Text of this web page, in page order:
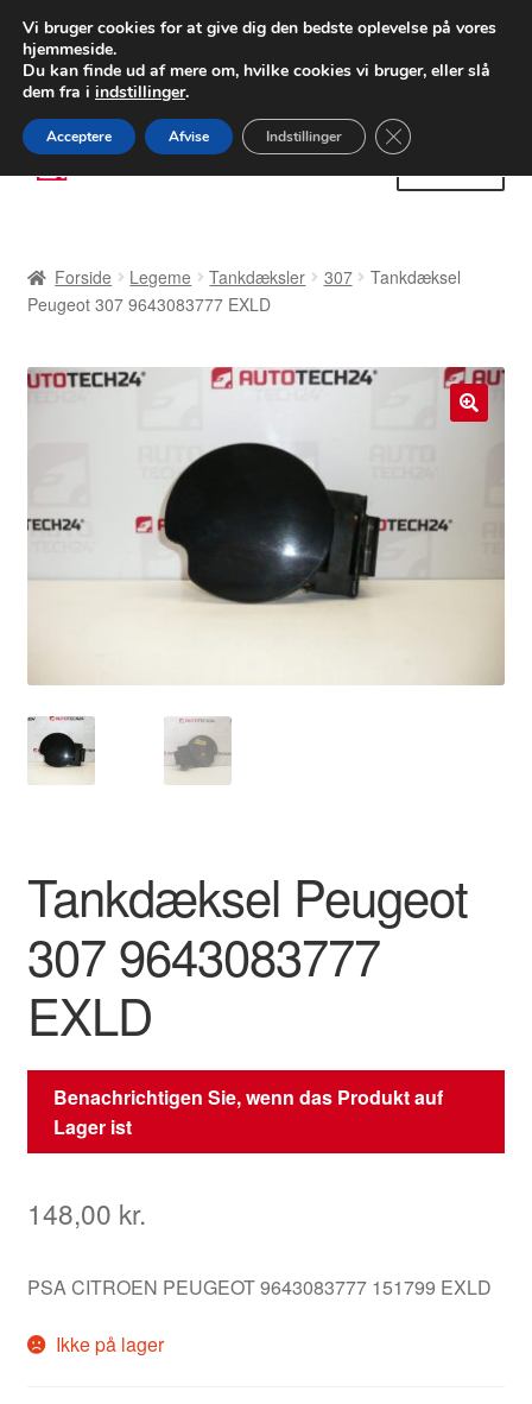
LEVERING fra 55 kr.
FEDEX verdensomspændende forsendelse
80 82 72 02
Spring
til
Spring
til
Betalinger
Min Konto
Vilkår og betingelser
Forside Legeme Tankdæksler 307
Tankdæksel
Peugeot 307 9643083777 EXLD
Tankdæksel Peugeot
307 9643083777
EXLD
Benachrichtigen Sie, wenn das Produkt auf
Lager ist
148,00 kr.
PSA CITROEN PEUGEOT 9643083777 151799 EXLD
Ikke på lager
Vi bruger cookies for at give dig den bedste oplevelse på vores
hjemmeside.
Du kan finde ud af mere om, hvilke cookies vi bruger, eller slå
dem fra i indstillinger.
Acceptere Afvise Indstillinger Close GDPR